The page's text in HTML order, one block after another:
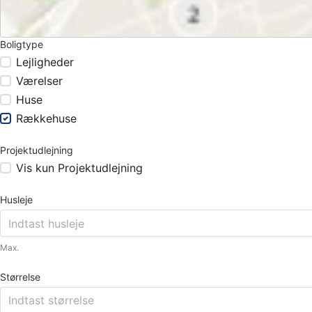
Boligtype
Lejligheder
Værelser
Huse
Rækkehuse
Projektudlejning
Vis kun Projektudlejning
Husleje
Max.
Størrelse